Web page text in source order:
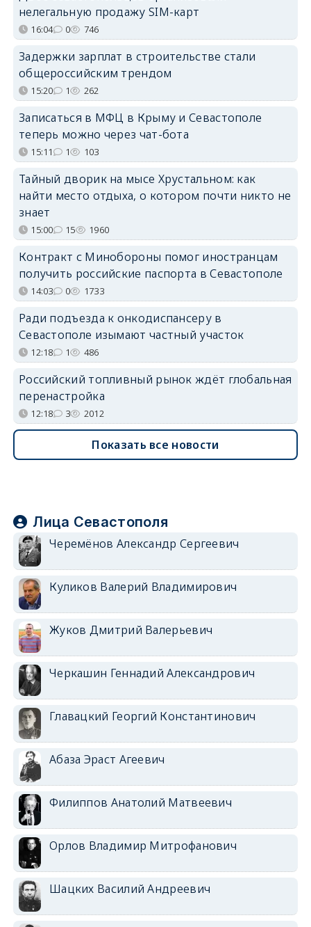
нелегальную продажу SIM-карт
16:04 0 746
Задержки зарплат в строительстве стали
общероссийским трендом
15:20 1 262
Записаться в МФЦ в Крыму и Севастополе
теперь можно через чат-бота
15:11 1 103
Тайный дворик на мысе Хрустальном: как
найти место отдыха, о котором почти никто не
знает
15:00 15 1960
Контракт с Минобороны помог иностранцам
получить российские паспорта в Севастополе
14:03 0 1733
Ради подъезда к онкодиспансеру в
Севастополе изымают частный участок
12:18 1 486
Российский топливный рынок ждёт глобальная
перенастройка
12:18 3 2012
Показать все новости
Лица Севастополя
Черемёнов Александр Сергеевич
Куликов Валерий Владимирович
Жуков Дмитрий Валерьевич
Черкашин Геннадий Александрович
Главацкий Георгий Константинович
Абаза Эраст Агеевич
Филиппов Анатолий Матвеевич
Орлов Владимир Митрофанович
Шацких Василий Андреевич